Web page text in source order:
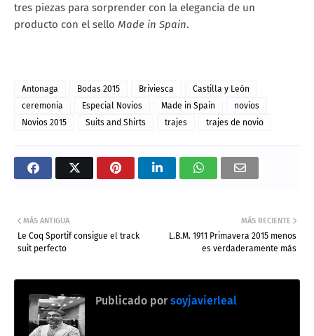
tres piezas para sorprender con la elegancia de un
producto con el sello Made in Spain.
Antonaga Bodas 2015 Briviesca
Castilla y León
ceremonia
Especial Novios Made in Spain
novios
Novios 2015
Suits and Shirts trajes trajes de novio
MÁS RECIENTE
L.B.M. 1911 Primavera 2015 menos
es verdaderamente más
MÁS ANTIGUA
Le Coq Sportif consigue el track
suit perfecto
Publicado por soyjavierleal